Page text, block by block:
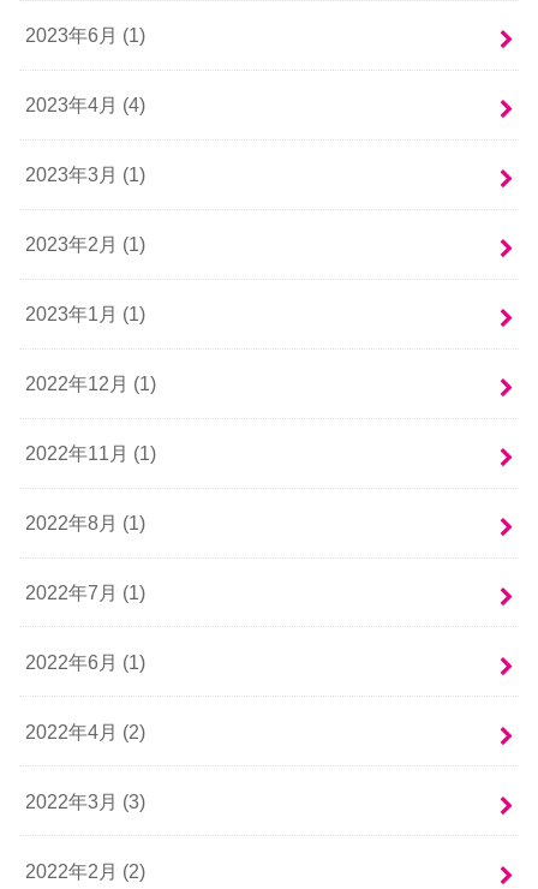
2023年6月 (1)
2023年4月 (4)
2023年3月 (1)
2023年2月 (1)
2023年1月 (1)
2022年12月 (1)
2022年11月 (1)
2022年8月 (1)
2022年7月 (1)
2022年6月 (1)
2022年4月 (2)
2022年3月 (3)
2022年2月 (2)